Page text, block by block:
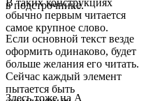
в подстрочнике.
В таких конструкциях
обычно первым читается
самое крупное слово.
Если основной текст везде
оформить одинаково, будет
больше желания его читать.
Сейчас каждый элемент
пытается быть
Здесь тоже на А